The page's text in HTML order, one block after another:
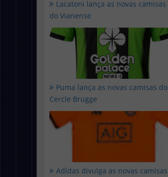
Lacatoni lança as novas camisas
do Vianense
Puma lança as novas camisas do
Cercle Brugge
Adidas divulga as novas camisas